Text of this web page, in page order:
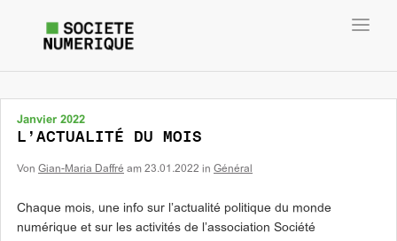
Janvier 2022
L’ACTUALITÉ DU MOIS
Von Gian-Maria Daffré am 23.01.2022 in Général
Chaque mois, une info sur l’actualité politique du monde
numérique et sur les activités de l’association Société